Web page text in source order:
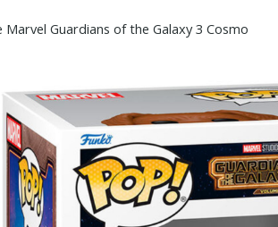
Marvel Guardians of the Galaxy 3 Cosmo
image slideshow Items